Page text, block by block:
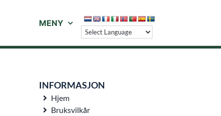
MENY
INFORMASJON
Hjem
Bruksvilkår